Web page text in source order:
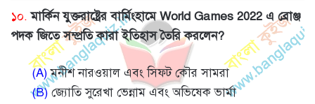
১০. মার্কিন যুক্তরাষ্ট্রের বার্মিংহামে World Games 2022 এ ব্রোঞ্জ
পদক জিতে সম্প্রতি কারা ইতিহাস তৈরি করলেন?
(A)মনীশ নারওয়াল এবং সিফট কৌর সামরা
(B) জ্যোতি সুরেখা ভেন্নাম এবং অভিষেক ভার্মা